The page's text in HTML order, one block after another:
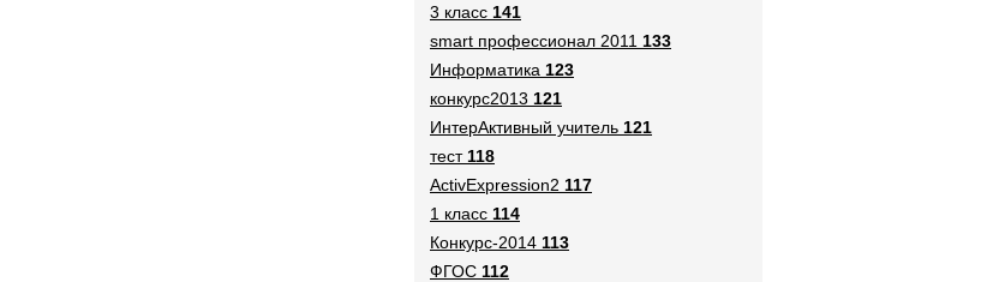
3 класс 141
smart профессионал 2011 133
Информатика 123
конкурс2013 121
ИнтерАктивный учитель 121
тест118
ActivExpression2 117
1 класс 114
Конкурс-2014 113
ФГОС 112